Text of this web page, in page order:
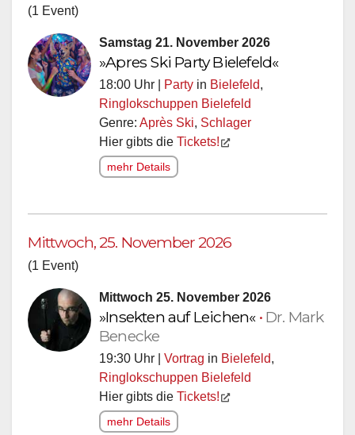
(1 Event)
Samstag 21. November 2026
»Apres Ski Party Bielefeld«
18:00 Uhr | Party in Bielefeld,
Ringlokschuppen Bielefeld
Genre: Après Ski, Schlager
Hier gibts die Tickets!
mehr Details
Mittwoch, 25. November 2026
(1 Event)
Mittwoch 25. November 2026
»Insekten auf Leichen« • Dr. Mark
Benecke
19:30 Uhr | Vortrag in Bielefeld,
Ringlokschuppen Bielefeld
Hier gibts die Tickets!
mehr Details